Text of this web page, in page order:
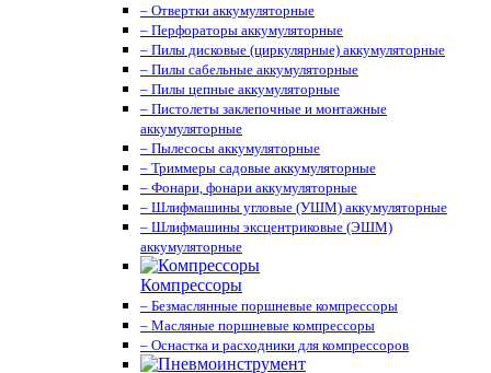
– Отвертки аккумуляторные
– Перфораторы аккумуляторные
– Пилы дисковые (циркулярные) аккумуляторные
– Пилы сабельные аккумуляторные
– Пилы цепные аккумуляторные
– Пистолеты заклепочные и монтажные
аккумуляторные
– Пылесосы аккумуляторные
– Триммеры садовые аккумуляторные
– Фонари, фонари аккумуляторные
– Шлифмашины угловые (УШМ) аккумуляторные
– Шлифмашины эксцентриковые (ЭШМ)
аккумуляторные
Компрессоры
– Безмаслянные поршневые компрессоры
– Масляные поршневые компрессоры
– Оснастка и расходники для компрессоров